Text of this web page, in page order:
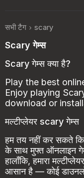
सभी टैग scary
Scary गेम्स
Scary गेम्स क्या है?
Play the best
Enjoy playing
download or
मल्टीप्लेयर scary गेम्स
हम तय नहीं कर सकते
के साथ मुफ्त ऑनलाइन
हालाँकि, हमारा
आसान है — कोई